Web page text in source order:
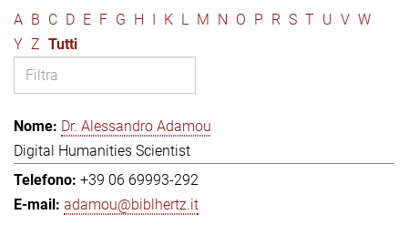
A B C D E F G H I K L M N O P R S T U V W
Y Z Tutti
Dr. Alessandro Adamou
Digital Humanities Scientist
+39 06 69993-292
adamou@biblhertz.it